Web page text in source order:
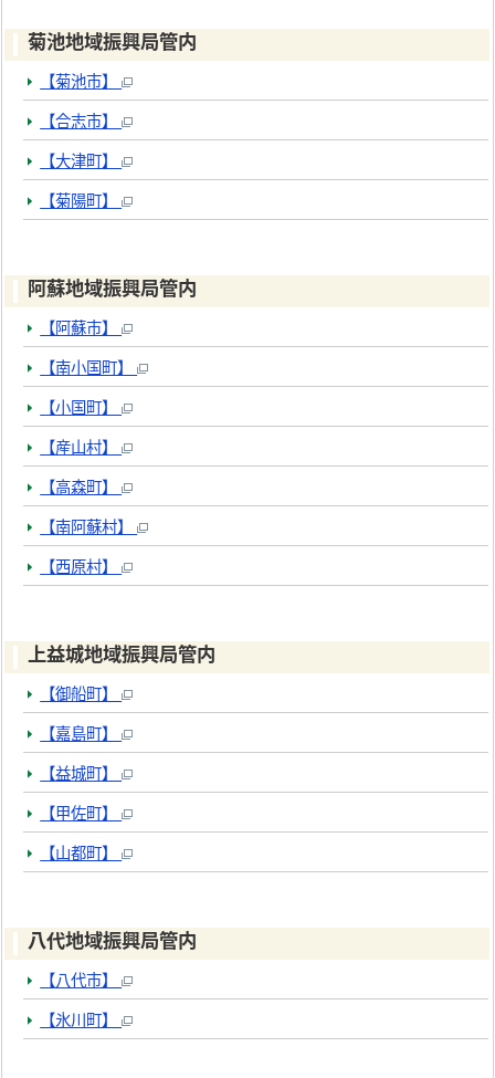
菊池地域振興局管内
【菊池市】
【合志市】
【大津町】
【菊陽町】
阿蘇地域振興局管内
【阿蘇市】
【南小国町】
【小国町】
【産山村】
【高森町】
【南阿蘇村】
【西原村】
上益城地域振興局管内
【御船町】
【嘉島町】
【益城町】
【甲佐町】
【山都町】
八代地域振興局管内
【八代市】
【氷川町】